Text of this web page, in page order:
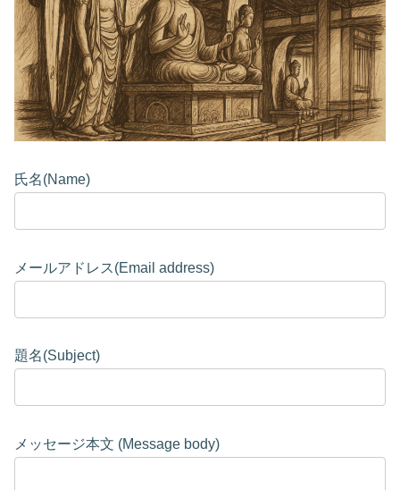
氏名(Name)
メールアドレス(Email address)
題名(Subject)
メッセージ本文 (Message body)